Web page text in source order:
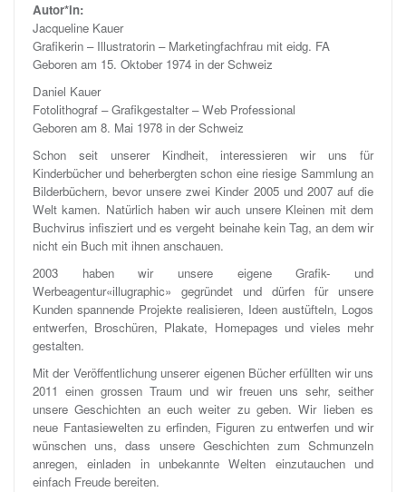
Autor*in:
Jacqueline Kauer
Grafikerin – Illustratorin – Marketingfachfrau mit eidg. FA
Geboren am 15. Oktober 1974 in der Schweiz
Daniel Kauer
Fotolithograf – Grafikgestalter – Web Professional
Geboren am 8. Mai 1978 in der Schweiz
Schon seit unserer Kindheit, interessieren wir uns für
Kinderbücher und beherbergten schon eine riesige Sammlung an
Bilderbüchern, bevor unsere zwei Kinder 2005 und 2007 auf die
Welt kamen. Natürlich haben wir auch unsere Kleinen mit dem
Buchvirus infisziert und es vergeht beinahe kein Tag, an dem wir
nicht ein Buch mit ihnen anschauen.
2003 haben wir unsere eigene Grafik- und
Werbeagentur«illugraphic» gegründet und dürfen für unsere
Kunden spannende Projekte realisieren, Ideen austüfteln, Logos
entwerfen, Broschüren, Plakate, Homepages und vieles mehr
gestalten.
Mit der Veröffentlichung unserer eigenen Bücher erfüllten wir uns
2011 einen grossen Traum und wir freuen uns sehr, seither
unsere Geschichten an euch weiter zu geben. Wir lieben es
neue Fantasiewelten zu erfinden, Figuren zu entwerfen und wir
wünschen uns, dass unsere Geschichten zum Schmunzeln
anregen, einladen in unbekannte Welten einzutauchen und
einfach Freude bereiten.